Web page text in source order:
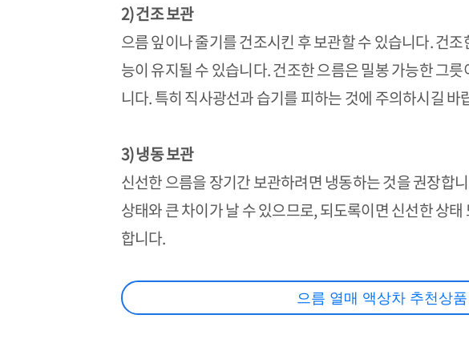
2) 건조 보관
으름 잎이나 줄기를 건조시킨 후 보관할 수 있습니다. 건
능이 유지될 수 있습니다. 건조한 으름은 밀봉 가능한 그
니다. 특히 직사광선과 습기를 피하는 것에 주의하시길 바
3) 냉동 보관
신선한 으름을 장기간 보관하려면 냉동하는 것을 권장합
상태와 큰 차이가 날 수 있으므로, 되도록이면 신선한 상
합니다.
으름 열매 액상차 추천상